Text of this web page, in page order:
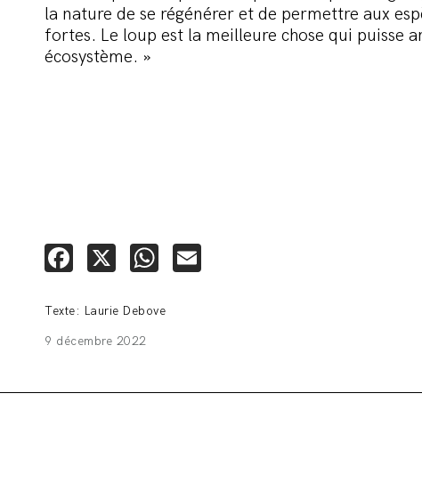
la nature de se régénérer et de permettre aux
fortes. Le loup est la meilleure chose qui puisse
écosystème. »
Facebook
X WhatsApp
Texte: Laurie Debove
9 décembre 2022